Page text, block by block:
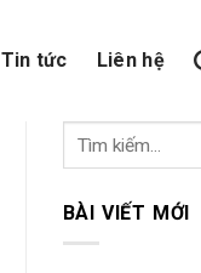
Tin tức Liên hệ
BÀI VIẾT MỚI